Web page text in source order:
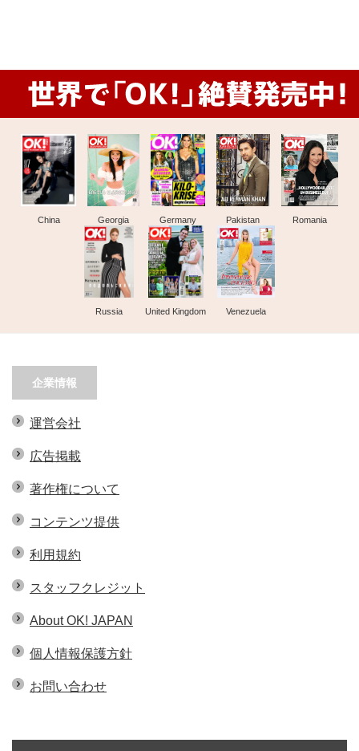
China Georgia Germany Pakistan Romania
Russia United Kingdom Venezuela
企業情報
運営会社
広告掲載
著作権について
コンテンツ提供
利用規約
スタッフクレジット
About OK! JAPAN
個人情報保護方針
お問い合わせ